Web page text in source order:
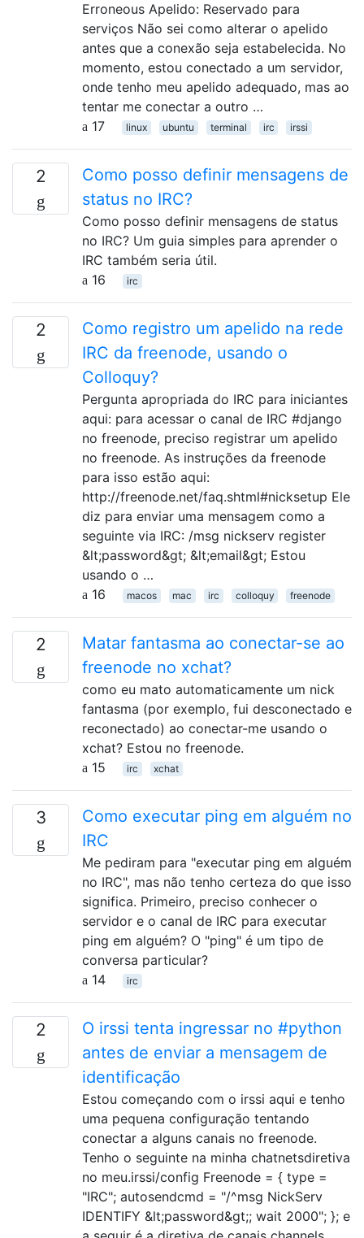
Erroneous Apelido: Reservado para
serviços Não sei como alterar o apelido
antes que a conexão seja estabelecida. No
momento, estou conectado a um servidor,
onde tenho meu apelido adequado, mas ao
tentar me conectar a outro …
17
linux ubuntu terminal irc irssi
2
Como posso definir mensagens de
status no IRC?
Como posso definir mensagens de status
no IRC? Um guia simples para aprender o
IRC também seria útil.
16
irc
2
Como registro um apelido na rede
IRC da freenode, usando o
Colloquy?
Pergunta apropriada do IRC para iniciantes
aqui: para acessar o canal de IRC #django
no freenode, preciso registrar um apelido
no freenode. As instruções da freenode
para isso estão aqui:
http://freenode.net/faq.shtml#nicksetup Ele
diz para enviar uma mensagem como a
seguinte via IRC: /msg nickserv register
&lt;password&gt; &lt;email&gt; Estou
usando o …
16
macos mac irc colloquy freenode
2
Matar fantasma ao conectar-se ao
freenode no xchat?
como eu mato automaticamente um nick
fantasma (por exemplo, fui desconectado e
reconectado) ao conectar-me usando o
xchat? Estou no freenode.
15
irc xchat
3
Como executar ping em alguém no
IRC
Me pediram para "executar ping em alguém
no IRC", mas não tenho certeza do que isso
significa. Primeiro, preciso conhecer o
servidor e o canal de IRC para executar
ping em alguém? O "ping" é um tipo de
conversa particular?
14
irc
2
O irssi tenta ingressar no #python
antes de enviar a mensagem de
identificação
Estou começando com o irssi aqui e tenho
uma pequena configuração tentando
conectar a alguns canais no freenode.
Tenho o seguinte na minha chatnetsdiretiva
no meu.irssi/config Freenode = { type =
"IRC"; autosendcmd = "/^msg NickServ
IDENTIFY &lt;password&gt;; wait 2000"; }; e